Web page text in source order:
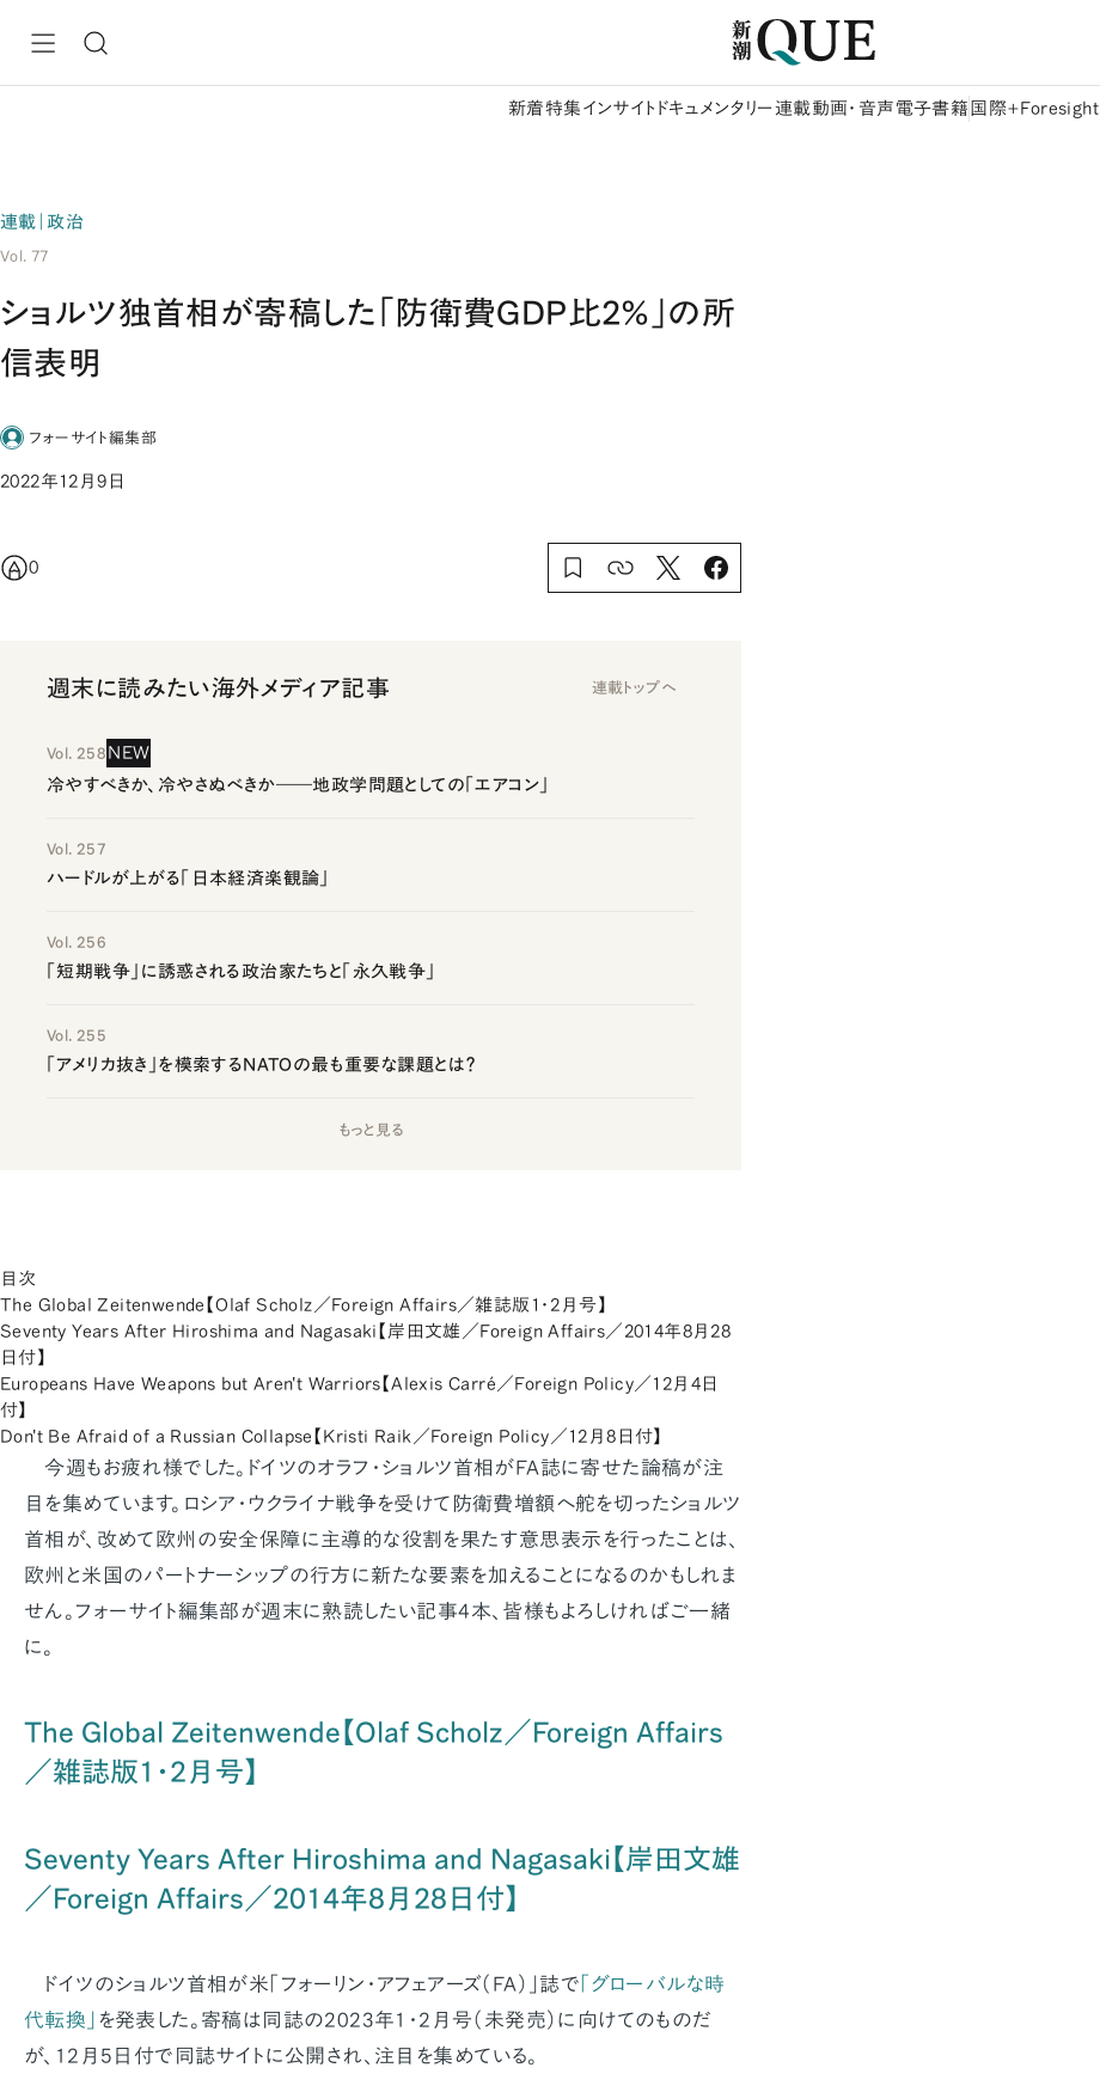
新着特集 インサイト ドキュメンタリー 連載動画・音声 電子書籍 国際+Foresight
連載｜政治
Vol. 77
ショルツ独首相が寄稿した「防衛費GDP比2％」の所
信表明
フォーサイト編集部
2022年12月9日
0
週末に読みたい海外メディア記事 連載トップへ
Vol. 258 NEW
冷やすべきか、冷やさぬべきか――地政学問題としての「エアコン」
Vol. 257
ハードルが上がる「日本経済楽観論」
Vol. 256
「短期戦争」に誘惑される政治家たちと「永久戦争」
Vol. 255
「アメリカ抜き」を模索するNATOの最も重要な課題とは？
もっと見る
目次
The Global Zeitenwende【Olaf Scholz／Foreign Affairs／雑誌版1・2月号】
Seventy Years After Hiroshima and Nagasaki【岸田文雄／Foreign Affairs／2014年8月28
日付】
Europeans Have Weapons but Aren't Warriors【Alexis Carré／Foreign Policy／12月4日
付】
Don't Be Afraid of a Russian Collapse【Kristi Raik／Foreign Policy／12月8日付】
今週もお疲れ様でした。ドイツのオラフ・ショルツ首相がFA誌に寄せた論稿が注
目を集めています。ロシア・ウクライナ戦争を受けて防衛費増額へ舵を切ったショルツ
首相が、改めて欧州の安全保障に主導的な役割を果たす意思表示を行ったことは、
欧州と米国のパートナーシップの行方に新たな要素を加えることになるのかもしれま
せん。フォーサイト編集部が週末に熟読したい記事4本、皆様もよろしければご一緒
に。
The Global Zeitenwende【Olaf Scholz／Foreign Affairs
／雑誌版1・2月号】
Seventy Years After Hiroshima and Nagasaki【岸田文雄
／Foreign Affairs／2014年8月28日付】
ドイツのショルツ首相が米「フォーリン・アフェアーズ（FA）」誌で 「グローバルな時
代転換」
を発表した。寄稿は同誌の2023年1・2月号（未発売）に向けてのものだ
が、12月5日付で同誌サイトに公開され、注目を集めている。